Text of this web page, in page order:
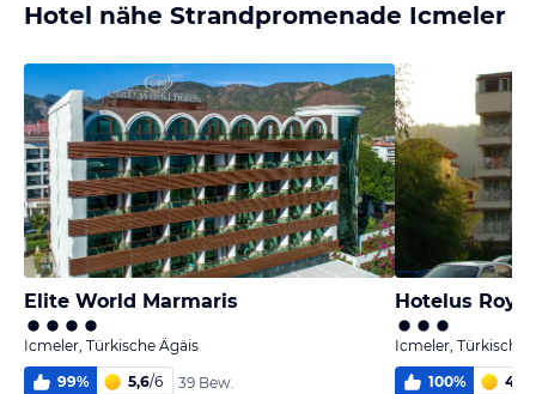
Hotel nähe Strandpromenade Icmeler
Elite World Marmaris
Icmeler, Türkische Ägäis
99% 5,6/6 39 Bew.
Hotelus Royal
Icmeler, Türkische
100% 4,8